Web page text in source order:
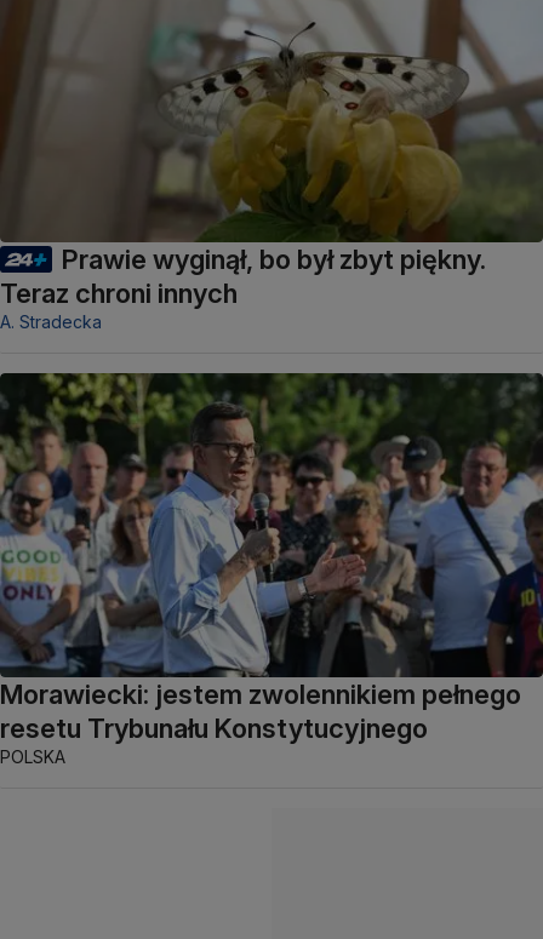
Prawie wyginął, bo był zbyt piękny.
Teraz chroni innych
A. Stradecka
Morawiecki: jestem zwolennikiem pełnego
resetu Trybunału Konstytucyjnego
POLSKA